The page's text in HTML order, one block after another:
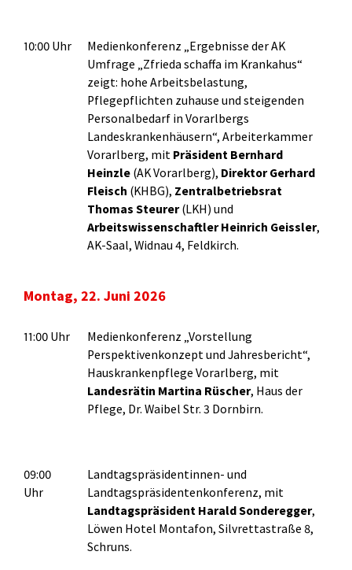
10:00 Uhr
Medienkonferenz „Ergebnisse der AK
Umfrage „Zfrieda schaffa im Krankahus“
zeigt: hohe Arbeitsbelastung,
Pflegepflichten zuhause und steigenden
Personalbedarf in Vorarlbergs
Landeskrankenhäusern“, Arbeiterkammer
Vorarlberg, mit Präsident Bernhard
Heinzle (AK Vorarlberg), DirektorGerhard
Fleisch (KHBG), Zentralbetriebsrat
Thomas Steurer(LKH) und
Arbeitswissenschaftler Heinrich Geissler,
AK-Saal, Widnau 4, Feldkirch.
Montag, 22. Juni 2026
11:00 Uhr
Medienkonferenz „Vorstellung
Perspektivenkonzept und Jahresbericht“,
Hauskrankenpflege Vorarlberg, mit
Landesrätin Martina Rüscher, Haus der
Pflege, Dr. Waibel Str. 3 Dornbirn.
09:00
Uhr
Landtagspräsidentinnen- und
Landtagspräsidentenkonferenz, mit
Landtagspräsident HaraldSonderegger,
Löwen Hotel Montafon, Silvrettastraße 8,
Schruns.